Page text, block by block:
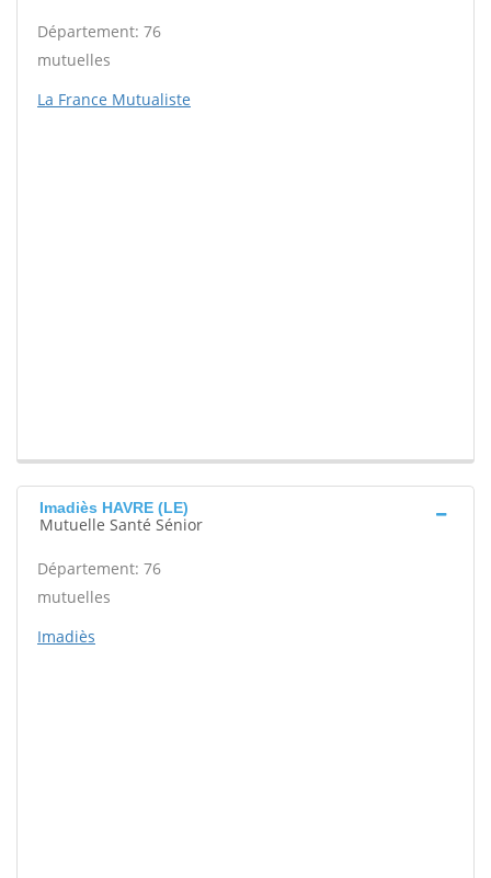
Département: 76
mutuelles
La France Mutualiste
Imadiès HAVRE (LE)
Mutuelle Santé Sénior
Département: 76
mutuelles
Imadiès